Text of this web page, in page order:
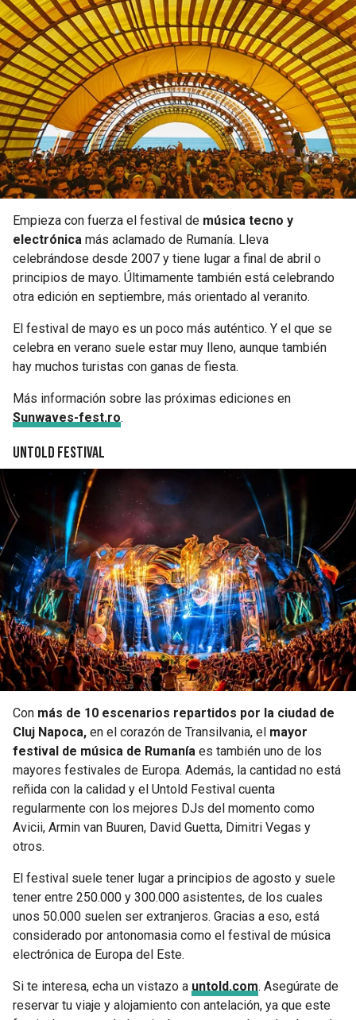
Empieza con fuerza el festival de música tecno y
electrónica más aclamado de Rumanía. Lleva
celebrándose desde 2007 y tiene lugar a final de abril o
principios de mayo. Últimamente también está celebrando
otra edición en septiembre, más orientado al veranito.
El festival de mayo es un poco más auténtico. Y el que se
celebra en verano suele estar muy lleno, aunque también
hay muchos turistas con ganas de fiesta.
Más información sobre las próximas ediciones en
Sunwaves-fest.ro.
Untold Festival
Con más de 10 escenarios repartidos por la ciudad de
Cluj Napoca, en el corazón de Transilvania, el mayor
festival de música de Rumanía es también uno de los
mayores festivales de Europa. Además, la cantidad no está
reñida con la calidad y el Untold Festival cuenta
regularmente con los mejores DJs del momento como
Avicii, Armin van Buuren, David Guetta, Dimitri Vegas y
otros.
El festival suele tener lugar a principios de agosto y suele
tener entre 250.000 y 300.000 asistentes, de los cuales
unos 50.000 suelen ser extranjeros. Gracias a eso, está
considerado por antonomasia como el festival de música
electrónica de Europa del Este.
Si te interesa, echa un vistazo a untold.com. Asegúrate de
reservar tu viaje y alojamiento con antelación, ya que este